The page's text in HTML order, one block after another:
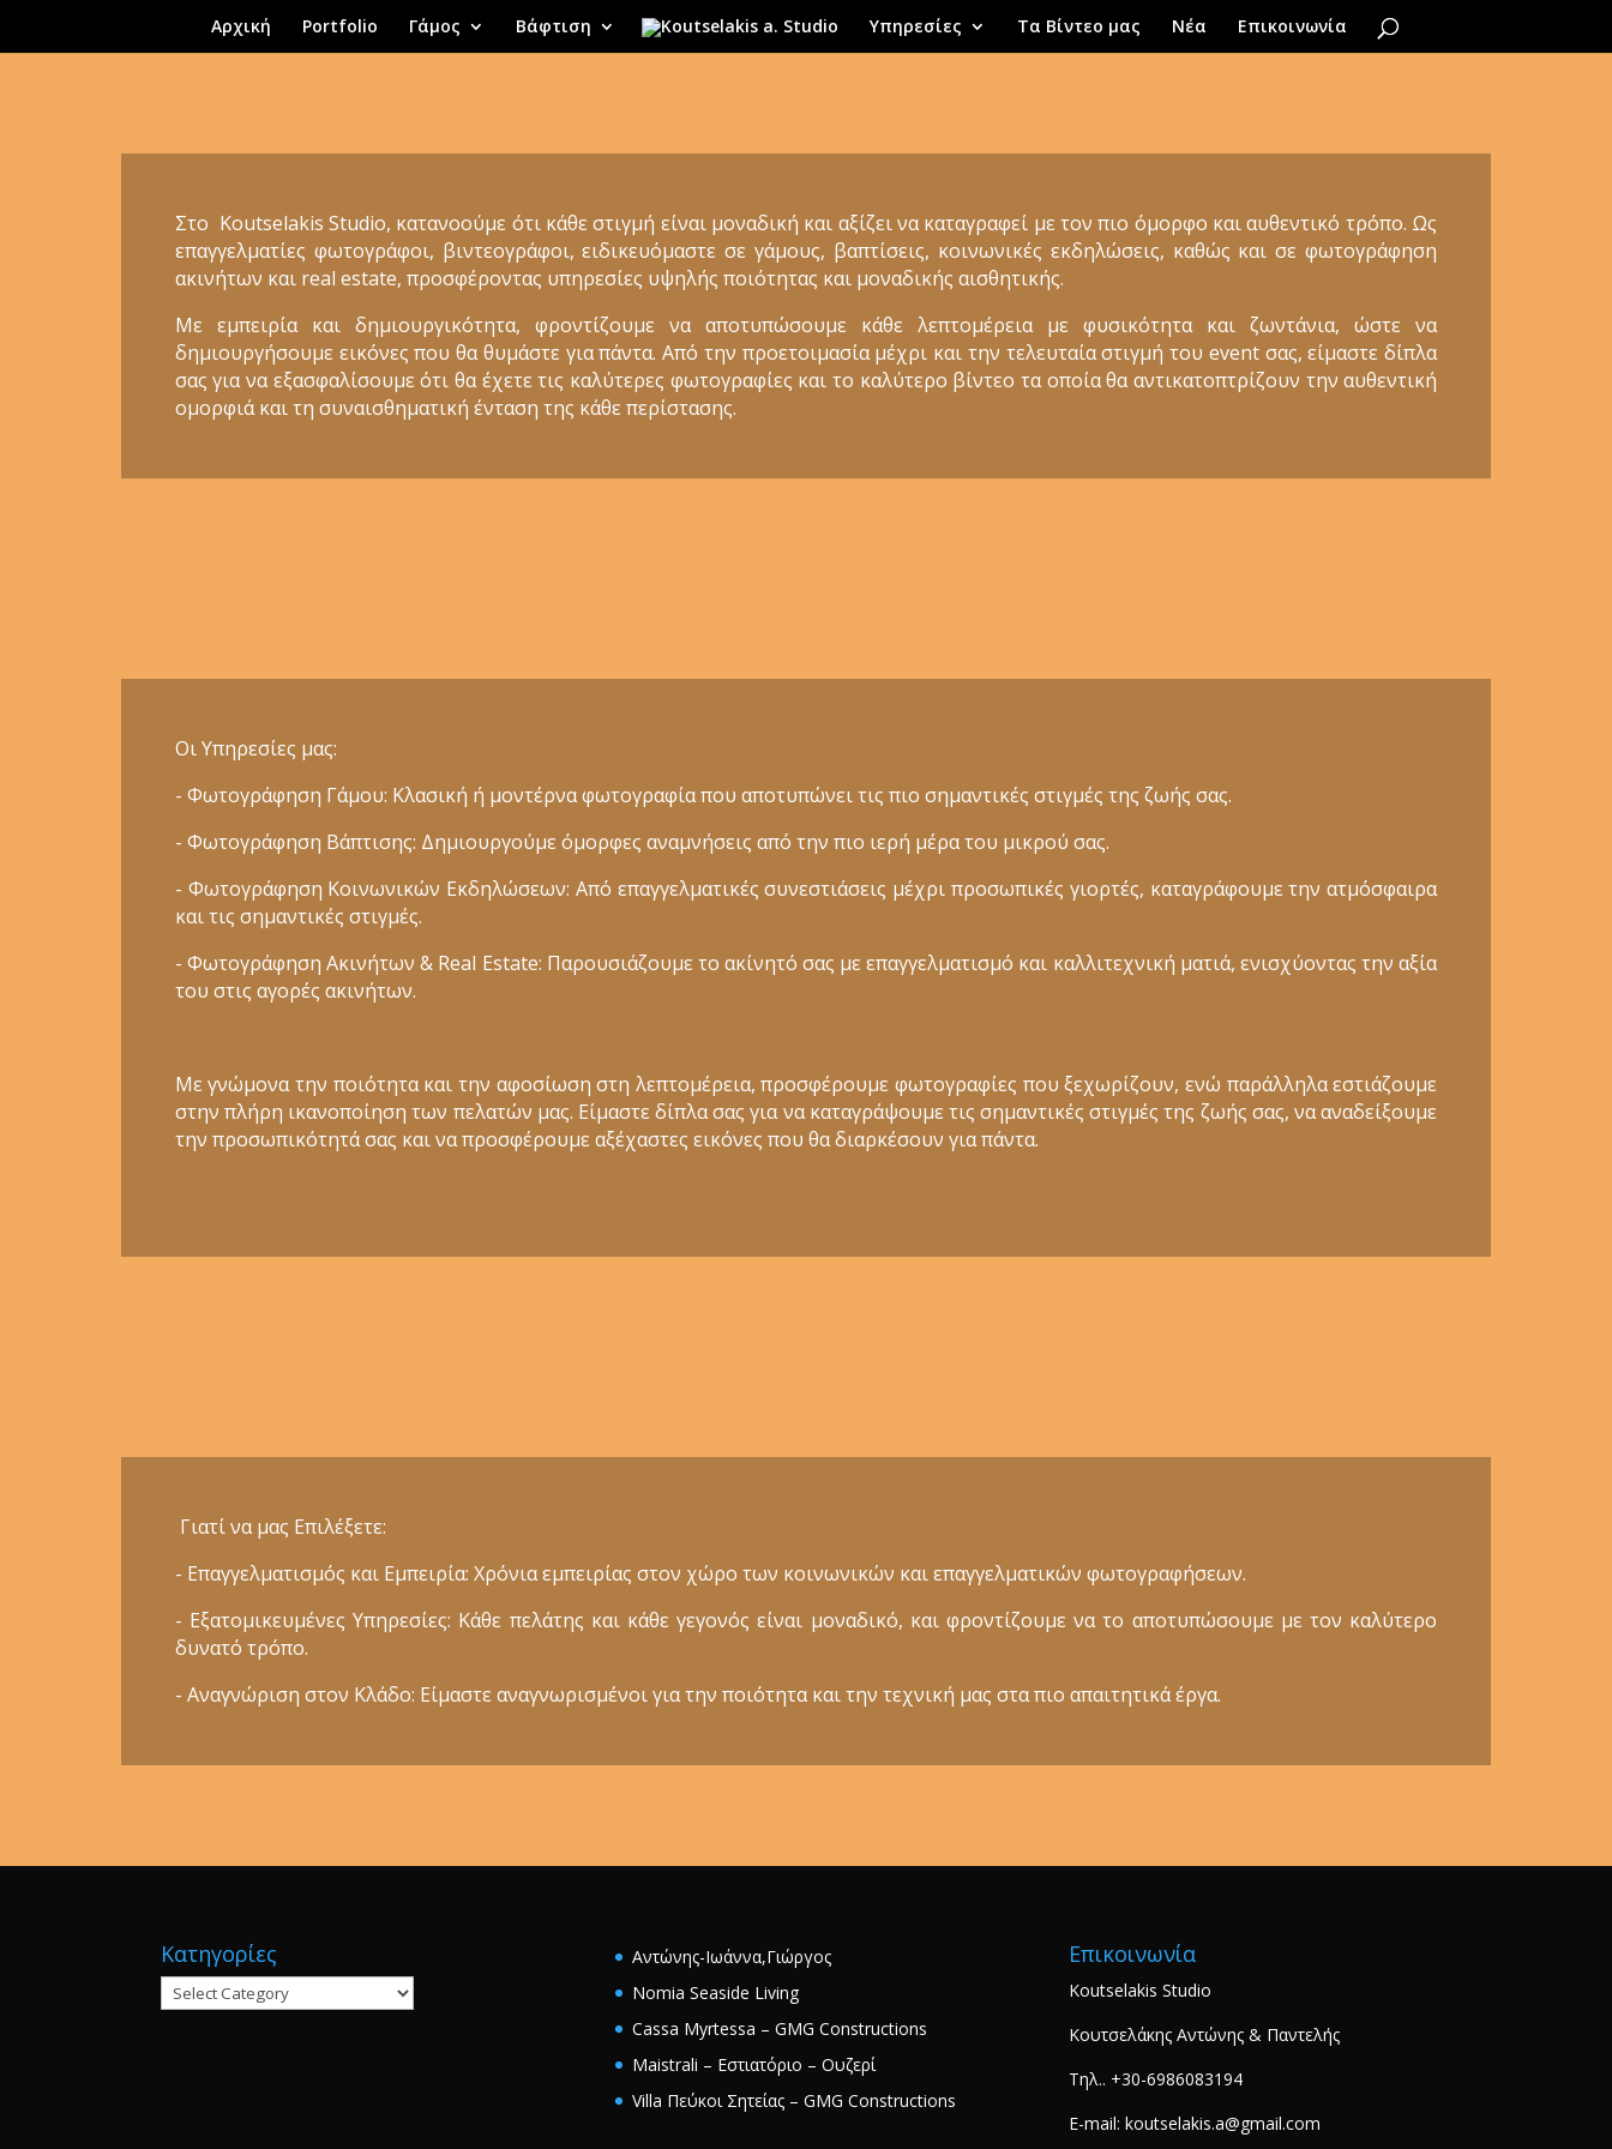
Αρχική Portfolio Γάμος Βάφτιση Υπηρεσίες Τα Βίντεο μας Νέα Επικοινωνία
Στο Koutselakis Studio, κατανοούμε ότι κάθε στιγμή είναι μοναδική και αξίζει να καταγραφεί με τον πιο όμορφο και αυθεντικό τρόπο. Ως
επαγγελματίες φωτογράφοι, βιντεογράφοι, ειδικευόμαστε σε γάμους, βαπτίσεις, κοινωνικές εκδηλώσεις, καθώς και σε φωτογράφηση
ακινήτων και real estate, προσφέροντας υπηρεσίες υψηλής ποιότητας και μοναδικής αισθητικής.
Με εμπειρία και δημιουργικότητα, φροντίζουμε να αποτυπώσουμε κάθε λεπτομέρεια με φυσικότητα και ζωντάνια, ώστε να
δημιουργήσουμε εικόνες που θα θυμάστε για πάντα. Από την προετοιμασία μέχρι και την τελευταία στιγμή του event σας, είμαστε δίπλα
σας για να εξασφαλίσουμε ότι θα έχετε τις καλύτερες φωτογραφίες και το καλύτερο βίντεο τα οποία θα αντικατοπτρίζουν την αυθεντική
ομορφιά και τη συναισθηματική ένταση της κάθε περίστασης.
Οι Υπηρεσίες μας:
- Φωτογράφηση Γάμου: Κλασική ή μοντέρνα φωτογραφία που αποτυπώνει τις πιο σημαντικές στιγμές της ζωής σας.
- Φωτογράφηση Βάπτισης: Δημιουργούμε όμορφες αναμνήσεις από την πιο ιερή μέρα του μικρού σας.
- Φωτογράφηση Κοινωνικών Εκδηλώσεων: Από επαγγελματικές συνεστιάσεις μέχρι προσωπικές γιορτές, καταγράφουμε την ατμόσφαιρα
και τις σημαντικές στιγμές.
- Φωτογράφηση Ακινήτων & Real Estate: Παρουσιάζουμε το ακίνητό σας με επαγγελματισμό και καλλιτεχνική ματιά, ενισχύοντας την αξία
του στις αγορές ακινήτων.
Με γνώμονα την ποιότητα και την αφοσίωση στη λεπτομέρεια, προσφέρουμε φωτογραφίες που ξεχωρίζουν, ενώ παράλληλα εστιάζουμε
στην πλήρη ικανοποίηση των πελατών μας. Είμαστε δίπλα σας για να καταγράψουμε τις σημαντικές στιγμές της ζωής σας, να αναδείξουμε
την προσωπικότητά σας και να προσφέρουμε αξέχαστες εικόνες που θα διαρκέσουν για πάντα.
Γιατί να μας Επιλέξετε:
- Επαγγελματισμός και Εμπειρία: Χρόνια εμπειρίας στον χώρο των κοινωνικών και επαγγελματικών φωτογραφήσεων.
- Εξατομικευμένες Υπηρεσίες: Κάθε πελάτης και κάθε γεγονός είναι μοναδικό, και φροντίζουμε να το αποτυπώσουμε με τον καλύτερο
δυνατό τρόπο.
- Αναγνώριση στον Κλάδο: Είμαστε αναγνωρισμένοι για την ποιότητα και την τεχνική μας στα πιο απαιτητικά έργα.
Κατηγορίες
Κατηγορίες
Αντώνης-Ιωάννα,Γιώργος
Nomia Seaside Living
Cassa Myrtessa – GMG Constructions
Maistrali – Εστιατόριο – Ουζερί
Villa Πεύκοι Σητείας – GMG Constructions
Επικοινωνία
Koutselakis Studio
Κουτσελάκης Αντώνης & Παντελής
Τηλ.. +30-6986083194
E-mail: koutselakis.a@gmail.com